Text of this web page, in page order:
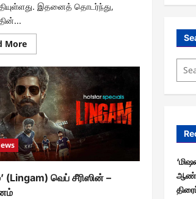
இதனைத் தொடர்ந்து,
MoreRead
more
அர்ஜுன்
தாஸ்
நடித்துள்ள
‘சூப்பர்
ஹீரோ’
படத்தின்
முதல்
பார்வை
ரசிகர்களிடையே
நல்ல
வரவேற்பு
பெற்றுள்ளது…
மேலும்
இரண்டு
(Lingam) வெப் சீரிஸின் –